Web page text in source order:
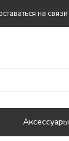
на связи
Аксессуары